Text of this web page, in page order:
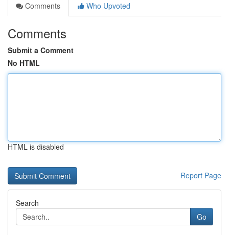
Comments
Who Upvoted
Comments
Submit a Comment
No HTML
HTML is disabled
Report Page
Search
Go